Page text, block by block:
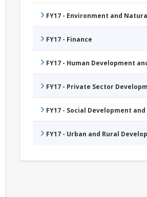
FY17 - Environment and
FY17 - Finance
FY17 - Human Development
FY17 - Private Sector
FY17 - Social Development
FY17 - Urban and Rural